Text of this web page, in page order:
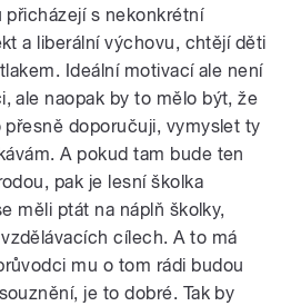
přicházejí s nekonkrétní
a liberální výchovu, chtějí děti
Ideální motivací ale není
ale naopak by to mělo být, že
doporučuji, vymyslet ty
A pokud tam bude ten
pak je lesní školka
měli ptát na náplň školky,
cílech. A to má
mu o tom rádi budou
je to dobré. Tak by